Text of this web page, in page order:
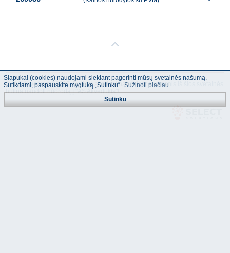
© "AS Akvedukts" 2026. Dalinai ar pilnai naudojant duomenis iš šios svetainės
būtina naudoti nuorodą Į "AS Akvedukts"!
Slapukai (cookies) naudojami siekiant pagerinti mūsų svetainės našumą.
Sutikdami, paspauskite mygtuką „Sutinku“. Sužinoti plačiau
Sutinku